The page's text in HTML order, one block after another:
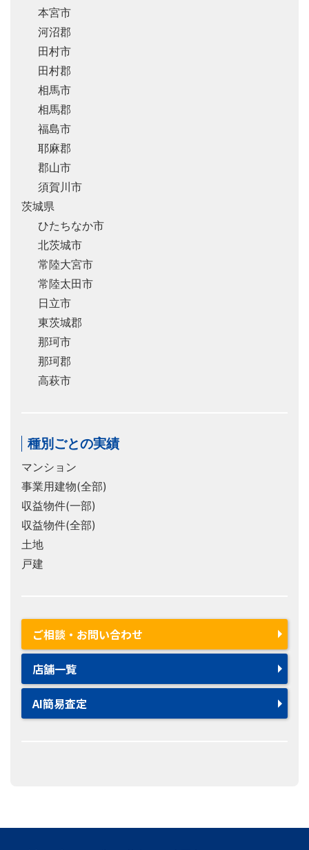
本宮市
河沼郡
田村市
田村郡
相馬市
相馬郡
福島市
耶麻郡
郡山市
須賀川市
茨城県
ひたちなか市
北茨城市
常陸大宮市
常陸太田市
日立市
東茨城郡
那珂市
那珂郡
高萩市
種別ごとの実績
マンション
事業用建物(全部)
収益物件(一部)
収益物件(全部)
土地
戸建
ご相談・お問い合わせ
店舗一覧
AI簡易査定